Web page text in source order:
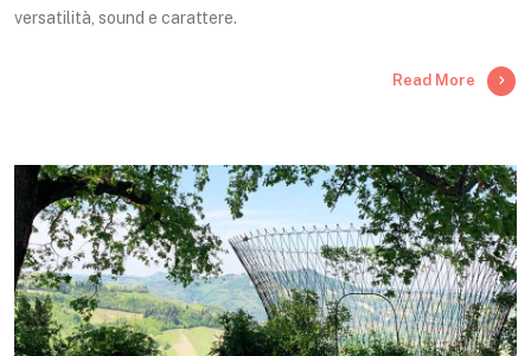
versatilità, sound e carattere.
Read More